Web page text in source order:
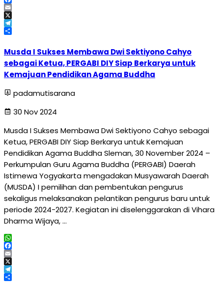
Facebook
Email
X
Telegram
Musda I Sukses Membawa Dwi Sektiyono Cahyo
sebagai Ketua, PERGABI DIY Siap Berkarya untuk
Kemajuan Pendidikan Agama Buddha
padamutisarana
30 Nov 2024
Musda I Sukses Membawa Dwi Sektiyono Cahyo sebagai
Ketua, PERGABI DIY Siap Berkarya untuk Kemajuan
Pendidikan Agama Buddha Sleman, 30 November 2024 –
Perkumpulan Guru Agama Buddha (PERGABI) Daerah
Istimewa Yogyakarta mengadakan Musyawarah Daerah
(MUSDA) I pemilihan dan pembentukan pengurus
sekaligus melaksanakan pelantikan pengurus baru untuk
periode 2024-2027. Kegiatan ini diselenggarakan di Vihara
Dharma Wijaya, …
WhatsApp
Facebook
Email
X
Telegram